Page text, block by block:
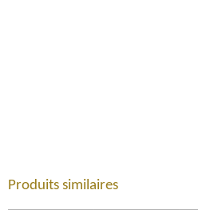
Produits similaires